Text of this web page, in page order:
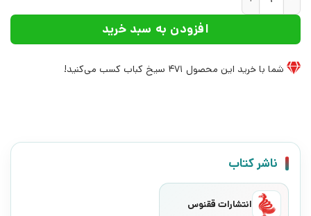
افزودن به سبد خرید
شما با خرید این محصول 471 سیخ کباب کسب می‌کنید!
ناشر کتاب
انتشارات ققنوس